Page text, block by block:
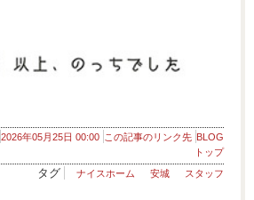
2026年05月25日 00:00 この記事のリンク先 BLOG
トップ
タグ ナイスホーム 安城 スタッフ